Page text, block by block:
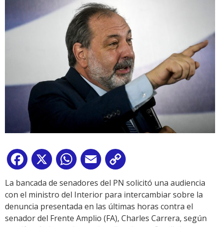
Facebook
X WhatsApp
Email
Link
La bancada de senadores del PN solicitó una audiencia
con el ministro del Interior para intercambiar sobre la
denuncia presentada en las últimas horas contra el
senador del Frente Amplio (FA), Charles Carrera, según